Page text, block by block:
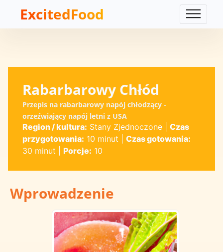
ExcitedFood
Rabarbarowy Chłód
Przepis na rabarbarowy napój chłodzący -
orzeźwiający napój letni z USA
Region / kultura: Stany Zjednoczone| Czas
przygotowania: 10 minut
Czas gotowania:
30 minut
Porcje: 10
Wprowadzenie